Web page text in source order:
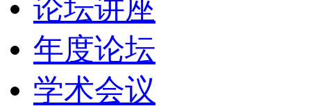
论坛讲座
年度论坛
学术会议